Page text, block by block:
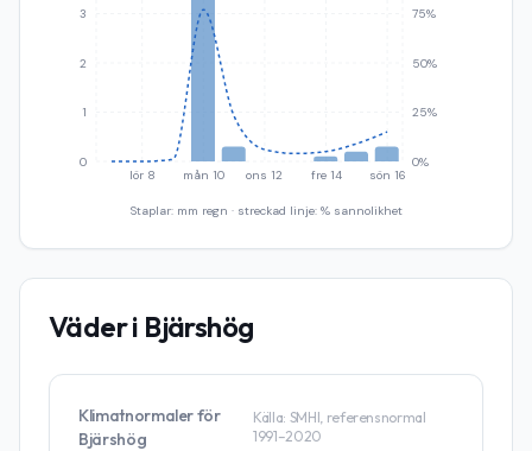
lör 8 mån 10 ons 12 fre 14 sön 16
0
1
2
3
0%
25%
50%
75%
Staplar: mm regn · streckad linje: % sannolikhet
Väder i Bjärshög
Klimatnormaler för
Bjärshög
Källa: SMHI, referensnormal
1991–2020